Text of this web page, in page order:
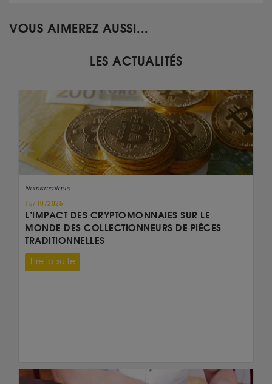
VOUS AIMEREZ AUSSI...
LES ACTUALITÉS
Numismatique
15/10/2025
L’IMPACT DES CRYPTOMONNAIES SUR LE
MONDE DES COLLECTIONNEURS DE PIÈCES
TRADITIONNELLES
Lire la suite